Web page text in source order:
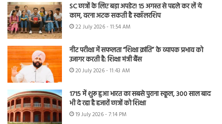
SC छात्रों के लिए बड़ा अपडेट! 15 अगस्त से पहले कर लें ये
काम, वरना अटक सकती है स्कॉलरशिप
22 July 2026 - 11:54 AM
नीट परीक्षा में सफलता “शिक्षा क्रांति” के व्यापक प्रभाव को
उजागर करती है: शिक्षा मंत्री बैंस
20 July 2026 - 11:43 AM
1715 में शुरू हुआ भारत का सबसे पुराना स्कूल, 300 साल बाद
भी दे रहा है हजारों छात्रों को शिक्षा
19 July 2026 - 7:14 PM